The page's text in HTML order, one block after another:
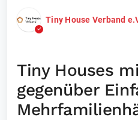
Tiny House Verband
Tiny Houses
gegenüber